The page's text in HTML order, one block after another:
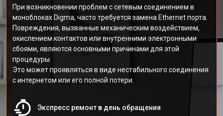
При возникновении проблем с сетевым соединением в
моноблоках Digma, часто требуется замена Ethernet порта.
Повреждения, вызванные механическим воздействием,
окислением контактов или внутренними электронными
сбоями, являются основными причинами для этой
процедуры.
Это может проявляться в виде нестабильного соединения
с интернетом или его полной потери.
Экспресс ремонт в день обращения